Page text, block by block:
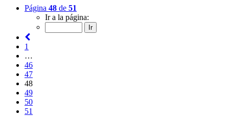
Página 48 de 51
Ir a la página:
1
…
46
47
48
49
50
51